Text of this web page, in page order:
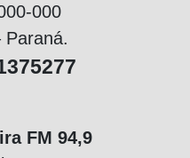
000
Paraná.
FM 94,9